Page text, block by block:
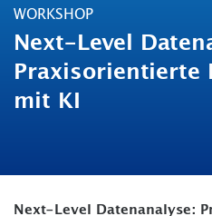
WORKSHOP
Next-Level
Praxisorientierte
mit KI
Next-Level Datenanalyse: